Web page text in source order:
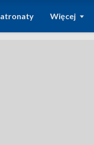
Więcej